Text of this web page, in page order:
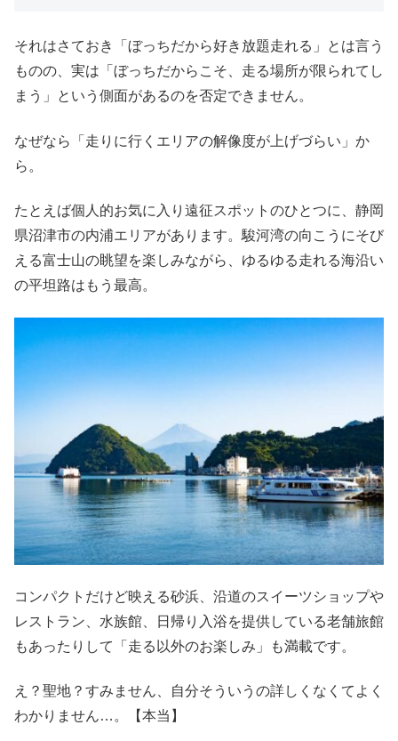
それはさておき「ぼっちだから好き放題走れる」とは言う
ものの、実は「ぼっちだからこそ、走る場所が限られてし
まう」という側面があるのを否定できません。
なぜなら「走りに行くエリアの解像度が上げづらい」か
ら。
たとえば個人的お気に入り遠征スポットのひとつに、静岡
県沼津市の内浦エリアがあります。駿河湾の向こうにそび
える富士山の眺望を楽しみながら、ゆるゆる走れる海沿い
の平坦路はもう最高。
コンパクトだけど映える砂浜、沿道のスイーツショップや
レストラン、水族館、日帰り入浴を提供している老舗旅館
もあったりして「走る以外のお楽しみ」も満載です。
え？聖地？すみません、自分そういうの詳しくなくてよく
わかりません…。【本当】